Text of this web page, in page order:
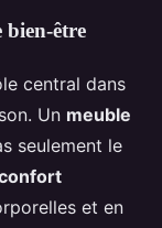
être
central dans
Un meuble
seulement le
et en